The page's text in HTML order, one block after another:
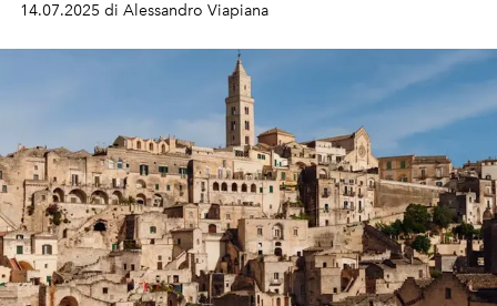
lungo una delle coste più belle d'Italia.
14.07.2025 di Alessandro Viapiana